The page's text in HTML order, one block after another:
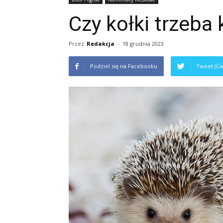
Czy kołki trzeba
Przez Redakcja - 18 grudnia 2023
Podziel się na Facebooku Tweet